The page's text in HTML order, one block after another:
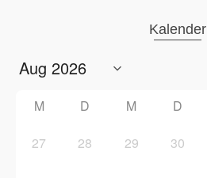
Kalender
M D M D
27 28 29 30